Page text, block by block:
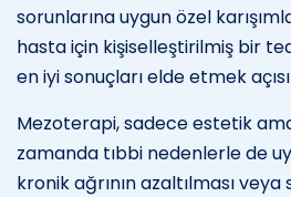
sorunlarına uygun özel
hasta için kişiselleştirilmiş bir
en iyi sonuçları elde etmek
Mezoterapi, sadece estetik
zamanda tıbbi nedenlerle de
kronik ağrının azaltılması